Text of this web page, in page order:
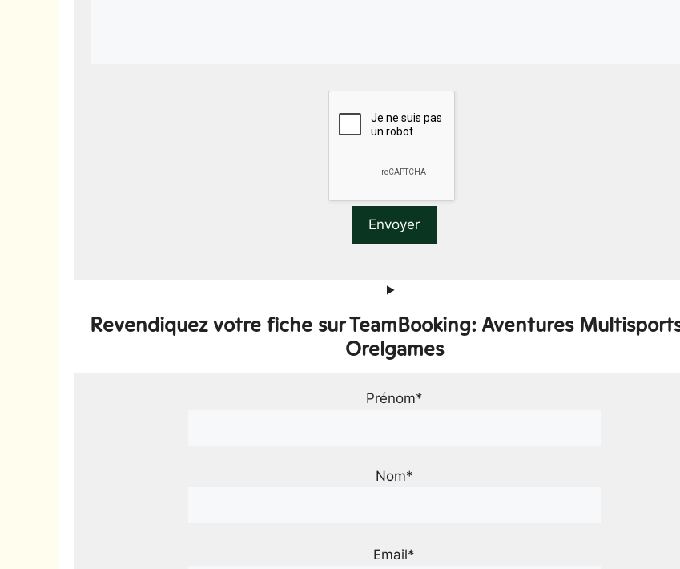
Revendiquez votre fiche sur TeamBooking: Aventures
Orelgames
Prénom*
Nom*
Email*